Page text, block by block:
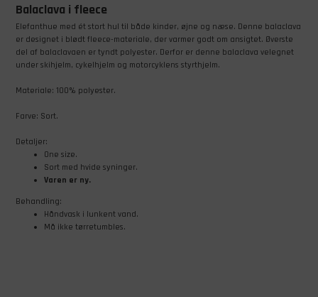
Balaclava i fleece
Elefanthue med ét stort hul til både kinder, øjne og næse. Denne balaclava
er designet i blødt fleece-materiale, der varmer godt om ansigtet. Øverste
del af balaclavaen er tyndt polyester. Derfor er denne balaclava velegnet
under skihjelm, cykelhjelm og motorcyklens styrthjelm.
Materiale: 100% polyester.
Farve: Sort.
Detaljer:
One size.
Sort med hvide syninger.
Varen er ny.
Behandling:
Håndvask i lunkent vand.
Må ikke tørretumbles.